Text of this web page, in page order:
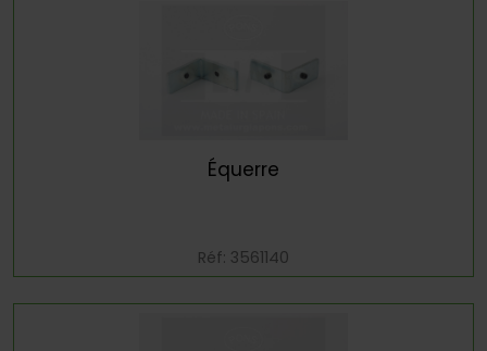
Équerre
Réf: 3561140